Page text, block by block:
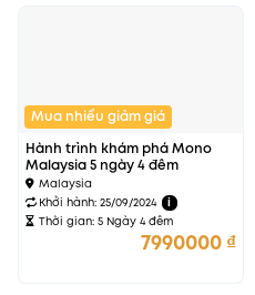
Mua nhiều giảm giá
Hành trình khám phá Mono
Malaysia 5 ngày 4 đêm
Malaysia
Khởi hành: 25/09/2024
i
Thời gian: 5 Ngày 4 đêm
7990000 ₫